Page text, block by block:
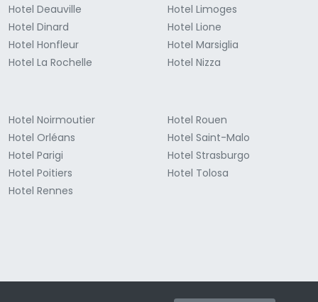
Hotel Deauville
Hotel Dinard
Hotel Honfleur
Hotel La Rochelle
Hotel Limoges
Hotel Lione
Hotel Marsiglia
Hotel Nizza
Hotel Noirmoutier
Hotel Orléans
Hotel Parigi
Hotel Poitiers
Hotel Rennes
Hotel Rouen
Hotel Saint-Malo
Hotel Strasburgo
Hotel Tolosa